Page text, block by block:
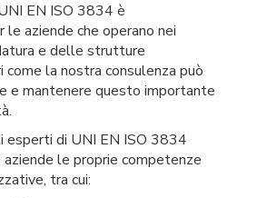
EN ISO 3834 è
aziende che operano nei
e delle strutture
come la nostra consulenza può
e mantenere questo importante
esperti di UNI EN ISO 3834
le proprie competenze
tra cui: